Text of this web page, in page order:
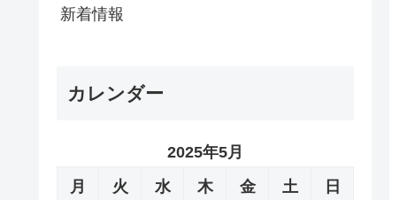
新着情報
カレンダー
2025年5月
月
火 水 木 金 土
日